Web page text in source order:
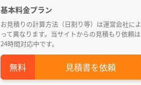
基本料金プラン
お見積りの計算方法（日割り等）は運営会社によ
って異なります。当サイトからの見積もり依頼は
24時間対応中です。
見積書を依頼